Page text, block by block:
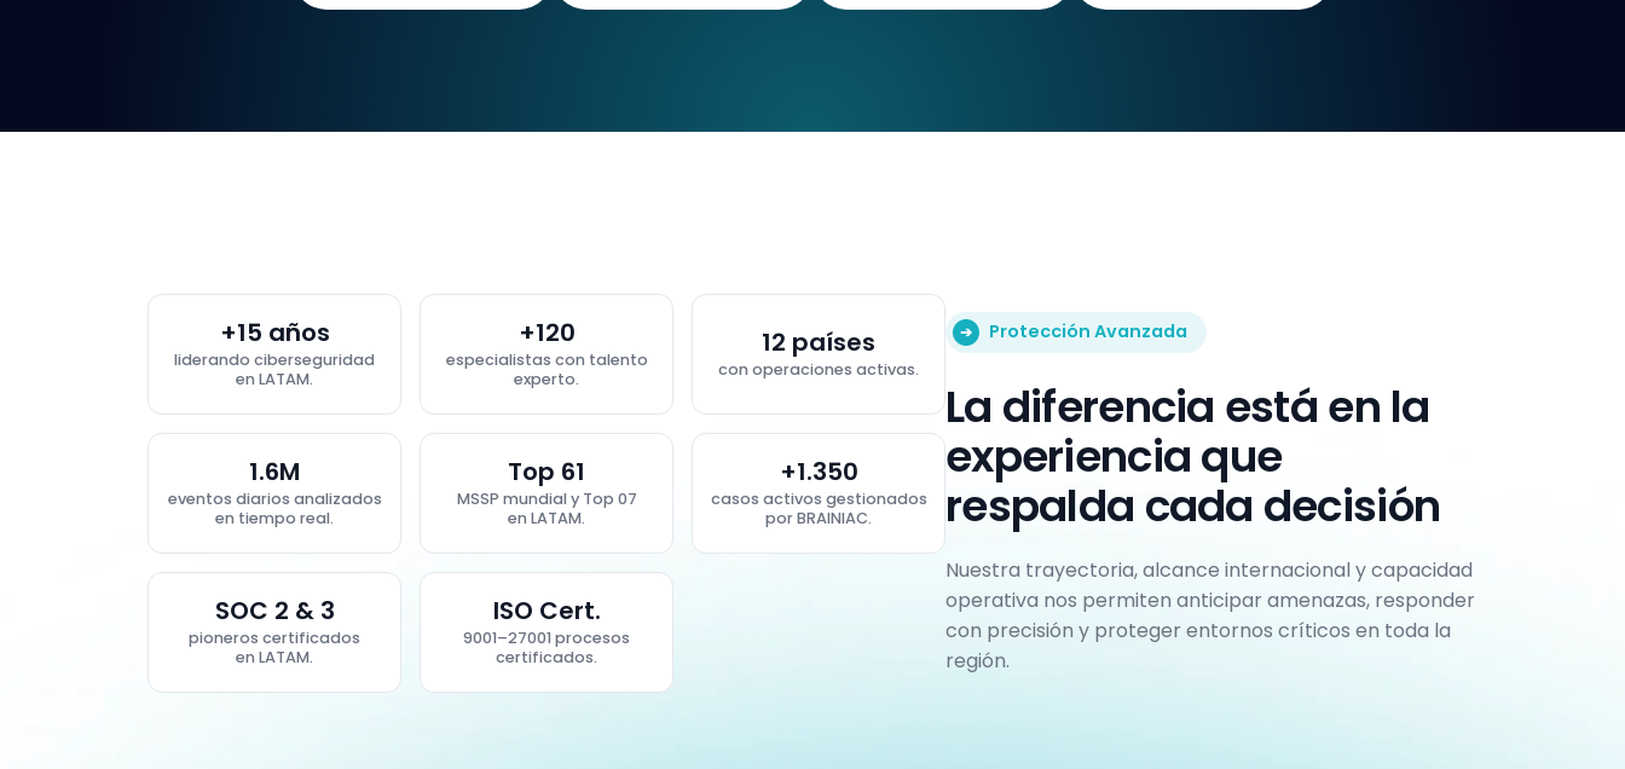
+15 años
liderando ciberseguridad
en LATAM.
+120
especialistas con talento
experto.
12 países
con operaciones activas.
1.6M
eventos diarios analizados
en tiempo real.
Top 61
MSSP mundial y Top 07
en LATAM.
+1.350
casos activos gestionados
por BRAINIAC.
SOC 2 & 3
pioneros certificados
en LATAM.
ISO Cert.
9001–27001 procesos
certificados.
➔ Protección Avanzada
La diferencia está en la
experiencia que
respalda cada decisión
Nuestra trayectoria, alcance internacional y capacidad
operativa nos permiten anticipar amenazas, responder
con precisión y proteger entornos críticos en toda la
región.